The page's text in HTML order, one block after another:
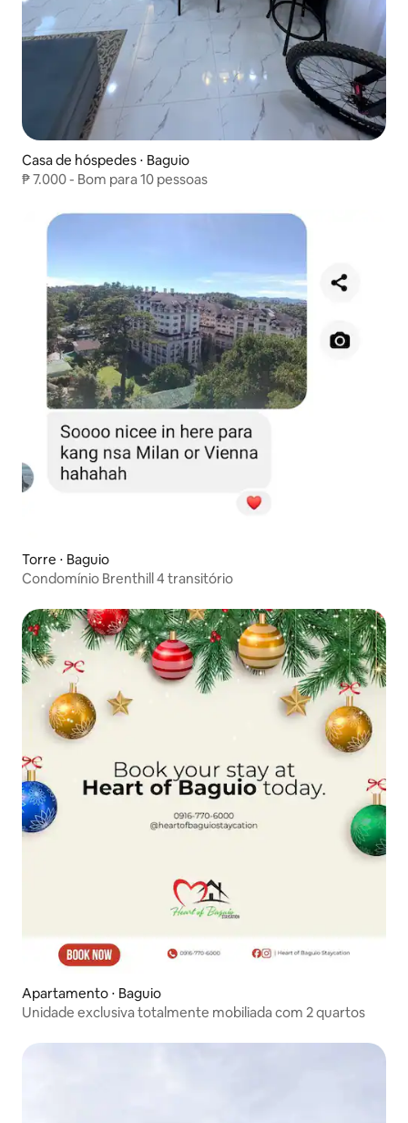
Casa de hóspedes ⋅ Baguio
₱ 7.000 - Bom para 10 pessoas
Torre ⋅ Baguio
Condomínio Brenthill 4 transitório
Apartamento ⋅ Baguio
Unidade exclusiva totalmente mobiliada com 2 quartos